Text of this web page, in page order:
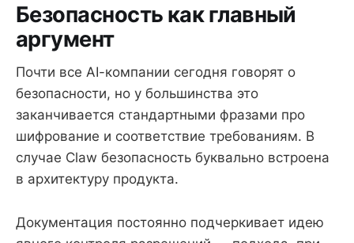
Безопасность как главный
аргумент
Почти все AI-компании сегодня говорят о
безопасности, но у большинства это
заканчивается стандартными фразами про
шифрование и соответствие требованиям. В
случае Claw безопасность буквально встроена
в архитектуру продукта.
Документация постоянно подчеркивает идею